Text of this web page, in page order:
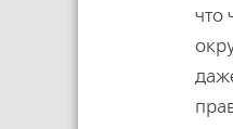
что